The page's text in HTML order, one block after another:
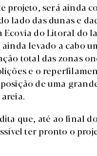
projeto, será ainda
lado das dunas e
Ecovia do Litoral do
levado a cabo
total das zonas
e o
de uma
que, até ao final
ter pronto o